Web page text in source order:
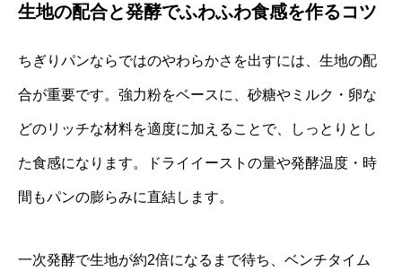
生地の配合と発酵でふわふわ食感を作るコツ
ちぎりパンならではのやわらかさを出すには、生地の配
合が重要です。強力粉をベースに、砂糖やミルク・卵な
どのリッチな材料を適度に加えることで、しっとりとし
た食感になります。ドライイーストの量や発酵温度・時
間もパンの膨らみに直結します。
一次発酵で生地が約2倍になるまで待ち、ベンチタイム